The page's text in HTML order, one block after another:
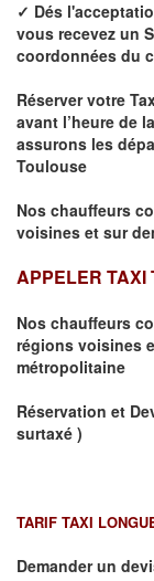
✓ Dés
vous recevez un
coordonnées du
Réserver votre
avant l’heure de
assurons les
Toulouse
Nos chauffeurs
voisines et sur
APPELER TAXI
Nos chauffeurs
régions voisines
métropolitaine
Réservation et
surtaxé )
TARIF TAXI
Demander un